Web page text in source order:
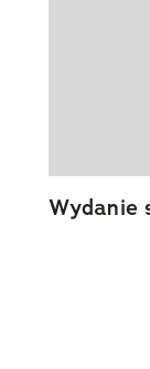
Wydanie